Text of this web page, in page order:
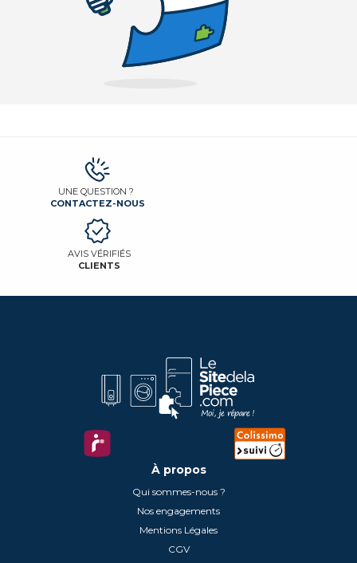
UNE QUESTION ?
CONTACTEZ-NOUS
AVIS VÉRIFIÉS
CLIENTS
À propos
Qui sommes-nous ?
Nos engagements
Mentions Légales
CGV